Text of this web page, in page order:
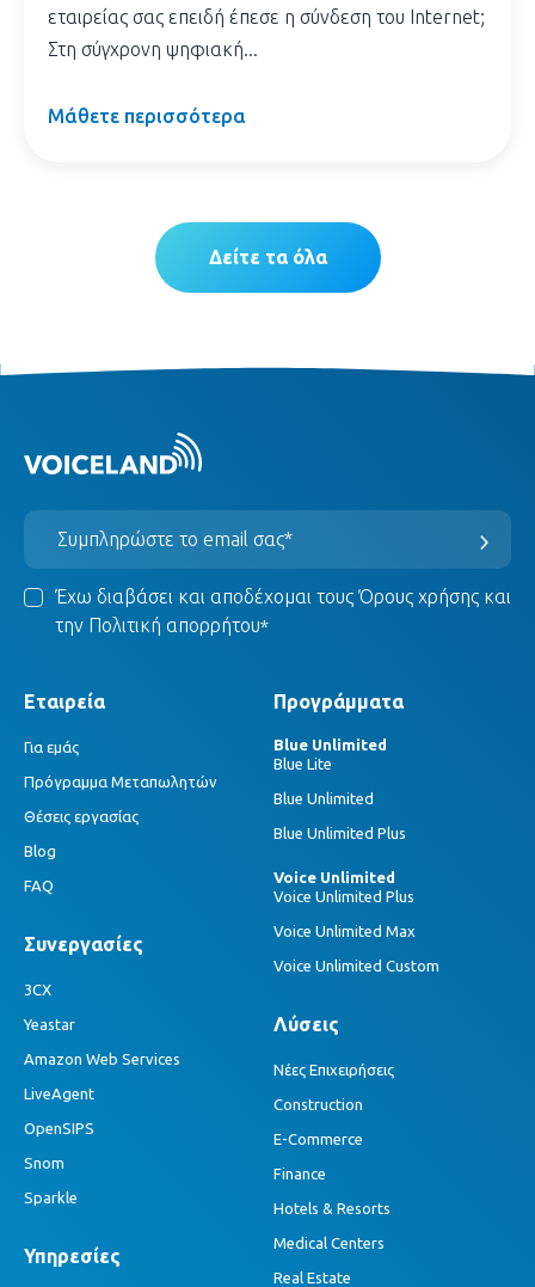
εταιρείας σας επειδή έπεσε η σύνδεση του Internet;
Στη σύγχρονη ψηφιακή...
Μάθετε περισσότερα
Δείτε τα όλα
Έχω διαβάσει και αποδέχομαι τους Όρους χρήσης και
την Πολιτική απορρήτου*
Εταιρεία
Για εμάς
Πρόγραμμα Μεταπωλητών
Θέσεις εργασίας
Blog
FAQ
Συνεργασίες
3CX
Yeastar
Amazon Web Services
LiveAgent
OpenSIPS
Snom
Sparkle
Υπηρεσίες
Προγράμματα
Blue Unlimited
Blue Lite
Blue Unlimited
Blue Unlimited Plus
Voice Unlimited
Voice Unlimited Plus
Voice Unlimited Max
Voice Unlimited Custom
Λύσεις
Νέες Επιχειρήσεις
Construction
E-Commerce
Finance
Hotels & Resorts
Medical Centers
Real Estate